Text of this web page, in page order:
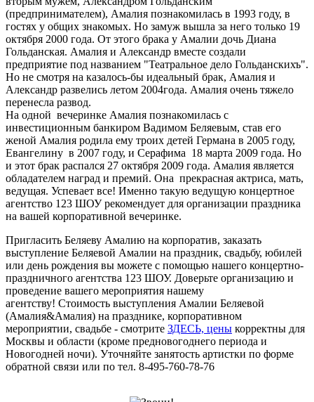
(предпринимателем), Амалия познакомилась в 1993 году, в
гостях у общих знакомых. Но замуж вышла за него только 19
октября 2000 года. От этого брака у Амалии дочь Диана
Гольданская. Амалия и Александр вместе создали
предприятие под названием "Театральное дело Гольданскихъ".
Но не смотря на казалось-бы идеальный брак, Амалия и
Александр развелись летом 2004года. Амалия очень тяжело
перенесла развод.
На одной вечеринке Амалия познакомилась с
инвестиционным банкиром Вадимом Беляевым, став его
женой Амалия родила ему троих детей Германа в 2005 году,
Евангелину в 2007 году, и Серафима 18 марта 2009 года. Но
и этот брак распался 27 октября 2009 года. Амалия является
обладателем наград и премий. Она прекрасная актриса, мать,
ведущая. Успевает все! Именно такую ведущую концертное
агентство 123 ШОУ рекомендует для организации праздника
на вашей корпоративной вечеринке.
Пригласить Беляеву Амалию на корпоратив, заказать
выступление Беляевой Амалии на праздник, свадьбу, юбилей
или день рождения вы можете с помощью нашего концертно-
праздничного агентства 123 ШОУ. Доверьте организацию и
проведение вашего мероприятия нашему
агентству! Стоимость выступления Амалии Беляевой
(Амалия&Амалия) на празднике, корпоративном
мероприятии, свадьбе - смотрите ЗДЕСЬ, цены корректны для
Москвы и области (кроме предновогоднего периода и
Новогодней ночи). Уточняйте занятость артистки по форме
обратной связи или по тел. 8-495-760-78-76